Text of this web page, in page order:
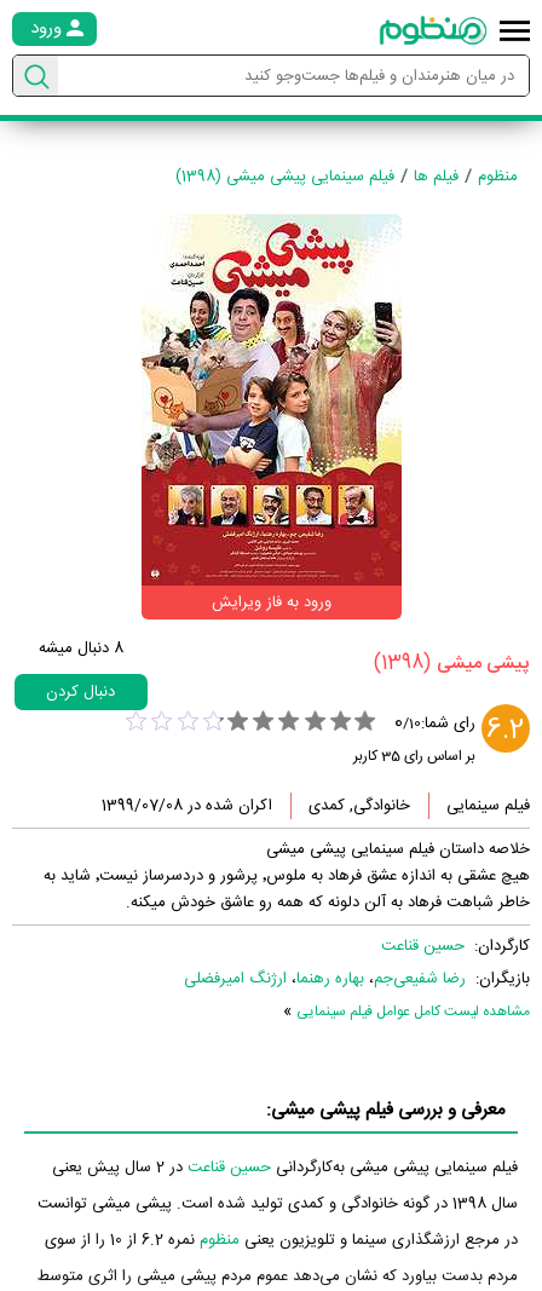
ورود
منظوم فیلم ها فیلم سینمایی پیشی میشی (1398)
ورود به فاز ویرایش
‏پیشی میشی‏ (1398)
8 دنبال میشه
دنبال کردن
6.2 رای شما: 0/10
بر اساس رای35کاربر
فیلم سینمایی خانوادگی, کمدی
اکران شده در 1399/07/08
خلاصه داستان فیلم سینمایی پیشی میشی
هیچ عشقی به اندازه عشق فرهاد به ملوس٬ پرشور و دردسرساز نیست٬ شاید به
خاطر شباهت فرهاد به آلن دلونه که همه رو عاشق خودش میکنه.
کارگردان: حسین قناعت
بازیگران: رضا شفیعی‌جم، بهاره رهنما، ارژنگ امیرفضلی
مشاهده لیست کامل عوامل فیلم سینمایی »
معرفی و بررسی فیلم پیشی میشی:
فیلم سینمایی پیشی میشی به‌کارگردانی حسین قناعت
در 2 سال پیش یعنی
سال 1398 در گونه خانوادگی و کمدی تولید شده است. پیشی میشی توانست
در مرجع ارزشگذاری سینما و تلویزیون یعنی منظوم
نمره 6.2 از 10 را از سوی
مردم بدست بیاورد که نشان می‌دهد عموم مردم پیشی میشی را اثری متوسط